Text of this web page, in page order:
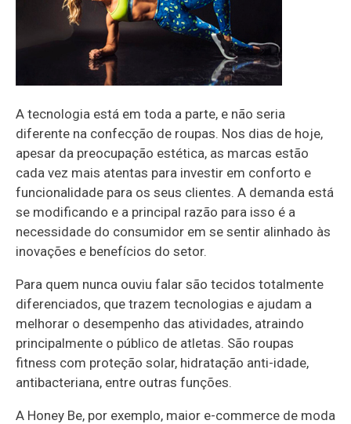
A tecnologia está em toda a parte, e não seria
diferente na confecção de roupas. Nos dias de hoje,
apesar da preocupação estética, as marcas estão
cada vez mais atentas para investir em conforto e
funcionalidade para os seus clientes. A demanda está
se modificando e a principal razão para isso é a
necessidade do consumidor em se sentir alinhado às
inovações e benefícios do setor.
Para quem nunca ouviu falar são tecidos totalmente
diferenciados, que trazem tecnologias e ajudam a
melhorar o desempenho das atividades, atraindo
principalmente o público de atletas. São roupas
fitness com proteção solar, hidratação anti-idade,
antibacteriana, entre outras funções.
A Honey Be, por exemplo, maior e-commerce de moda